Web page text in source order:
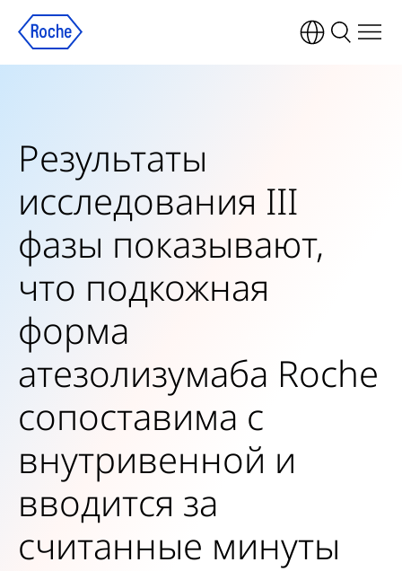
Результаты
исследования III
фазы показывают,
что подкожная
форма
атезолизумаба Roche
сопоставима с
внутривенной и
вводится за
считанные минуты